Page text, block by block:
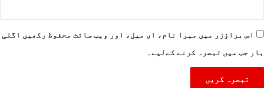
اس براؤزر میں میرا نام، ای میل، اور ویب سائٹ محفوظ رکھیں اگلی
بار جب میں تبصرہ کرنے کےلیے۔